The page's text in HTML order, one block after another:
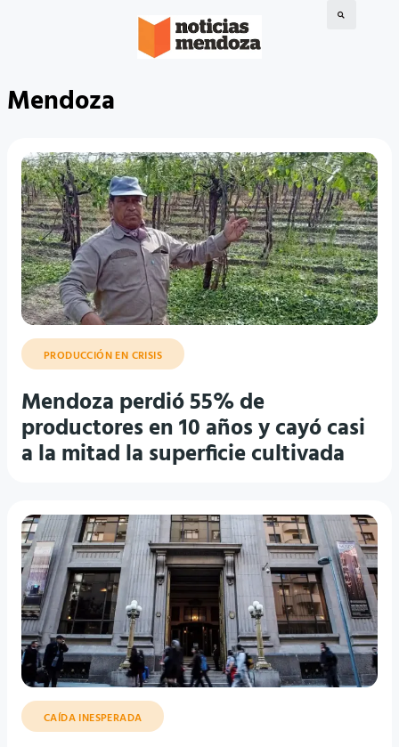
Mendoza
PRODUCCIÓN EN CRISIS
Mendoza perdió 55% de
productores en 10 años y cayó casi
a la mitad la superficie cultivada
CAÍDA INESPERADA